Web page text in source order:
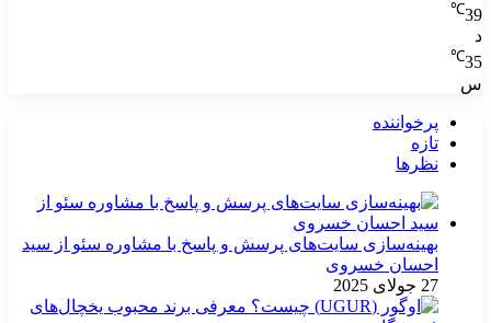
39
℃
د
35
℃
س
پرخواننده
تازه
نظرها
بهینه‌سازی سایت‌های پرسش و پاسخ با مشاوره سئو از سید
احسان خسروی
27 جولای 2025